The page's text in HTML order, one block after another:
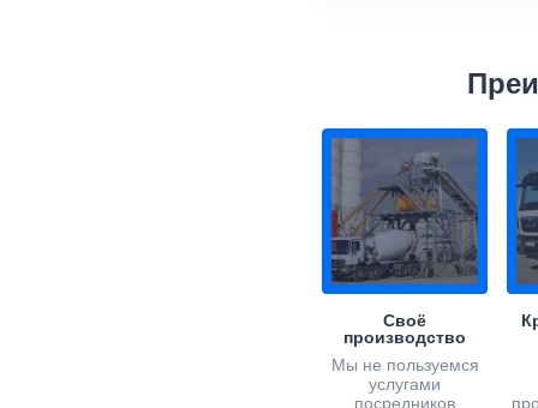
Своё
производство
Мы не пользуемся
услугами
посредников